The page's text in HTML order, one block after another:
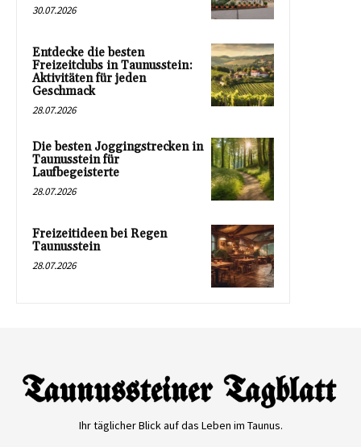
30.07.2026
Entdecke die besten
Freizeitclubs in Taunusstein:
Aktivitäten für jeden
Geschmack
28.07.2026
Die besten Joggingstrecken in
Taunusstein für
Laufbegeisterte
28.07.2026
Freizeitideen bei Regen
Taunusstein
28.07.2026
Ihr täglicher Blick auf das Leben im Taunus.